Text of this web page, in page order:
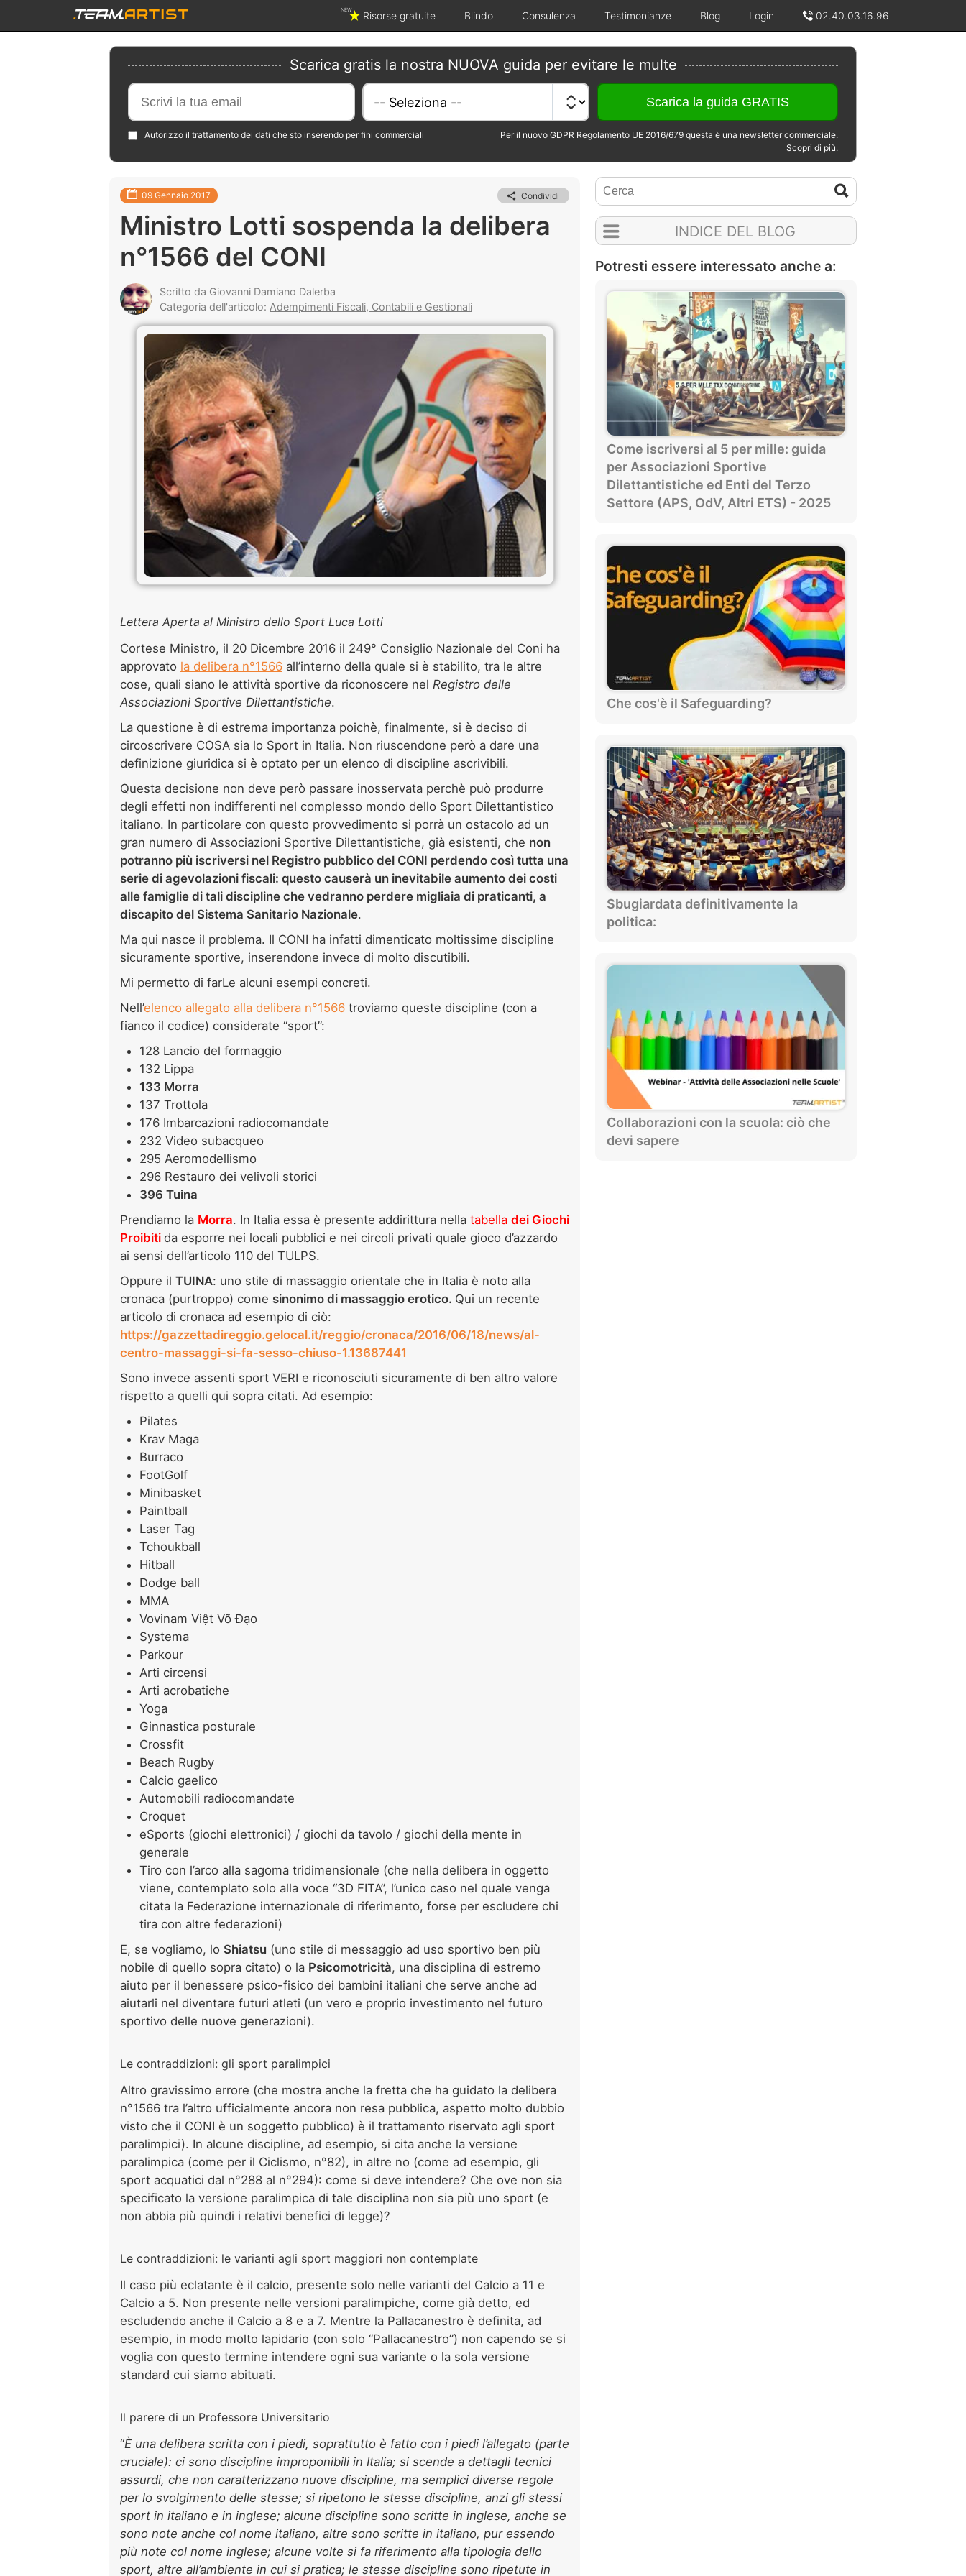
NEW Risorse gratuite Blindo Consulenza Testimonianze Blog Login 02.40.03.16.96
Scarica gratis la nostra NUOVA guida per evitare le multe
Autorizzo il trattamento dei dati che sto inserendo per fini commerciali
Per il nuovo GDPR Regolamento UE 2016/679 questa è una newsletter commerciale.
Scopri di più.
09 Gennaio 2017 Condividi
Ministro Lotti sospenda la delibera
n°1566 del CONI
Scritto da Giovanni Damiano Dalerba
Categoria dell'articolo: Adempimenti Fiscali, Contabili e Gestionali
Lettera Aperta al Ministro dello Sport Luca Lotti
Cortese Ministro, il 20 Dicembre 2016 il 249° Consiglio Nazionale del Coni ha
approvato la delibera n°1566 all’interno della quale si è stabilito, tra le altre
cose, quali siano le attività sportive da riconoscere nel Registro delle
Associazioni Sportive Dilettantistiche.
La questione è di estrema importanza poichè, finalmente, si è deciso di
circoscrivere COSA sia lo Sport in Italia. Non riuscendone però a dare una
definizione giuridica si è optato per un elenco di discipline ascrivibili.
Questa decisione non deve però passare inosservata perchè può produrre
degli effetti non indifferenti nel complesso mondo dello Sport Dilettantistico
italiano. In particolare con questo provvedimento si porrà un ostacolo ad un
gran numero di Associazioni Sportive Dilettantistiche, già esistenti, che non
potranno più iscriversi nel Registro pubblico del CONI perdendo così tutta una
serie di agevolazioni fiscali: questo causerà un inevitabile aumento dei costi
alle famiglie di tali discipline che vedranno perdere migliaia di praticanti, a
discapito del Sistema Sanitario Nazionale.
Ma qui nasce il problema. Il CONI ha infatti dimenticato moltissime discipline
sicuramente sportive, inserendone invece di molto discutibili.
Mi permetto di farLe alcuni esempi concreti.
Nell’elenco allegato alla delibera n°1566 troviamo queste discipline (con a
fianco il codice) considerate “sport”:
128 Lancio del formaggio
132 Lippa
133 Morra
137 Trottola
176 Imbarcazioni radiocomandate
232 Video subacqueo
295 Aeromodellismo
296 Restauro dei velivoli storici
396 Tuina
Prendiamo la Morra. In Italia essa è presente addirittura nella tabella dei Giochi
Proibiti da esporre nei locali pubblici e nei circoli privati quale gioco d’azzardo
ai sensi dell’articolo 110 del TULPS.
Oppure il TUINA: uno stile di massaggio orientale che in Italia è noto alla
cronaca (purtroppo) come sinonimo di massaggio erotico. Qui un recente
articolo di cronaca ad esempio di ciò:
https://gazzettadireggio.gelocal.it/reggio/cronaca/2016/06/18/news/al-
centro-massaggi-si-fa-sesso-chiuso-1.13687441
Sono invece assenti sport VERI e riconosciuti sicuramente di ben altro valore
rispetto a quelli qui sopra citati. Ad esempio:
Pilates
Krav Maga
Burraco
FootGolf
Minibasket
Paintball
Laser Tag
Tchoukball
Hitball
Dodge ball
MMA
Vovinam Việt Võ Ðạo
Systema
Parkour
Arti circensi
Arti acrobatiche
Yoga
Ginnastica posturale
Crossfit
Beach Rugby
Calcio gaelico
Automobili radiocomandate
Croquet
eSports (giochi elettronici) / giochi da tavolo / giochi della mente in
generale
Tiro con l’arco alla sagoma tridimensionale (che nella delibera in oggetto
viene, contemplato solo alla voce “3D FITA”, l’unico caso nel quale venga
citata la Federazione internazionale di riferimento, forse per escludere chi
tira con altre federazioni)
E, se vogliamo, lo Shiatsu (uno stile di messaggio ad uso sportivo ben più
nobile di quello sopra citato) o la Psicomotricità, una disciplina di estremo
aiuto per il benessere psico-fisico dei bambini italiani che serve anche ad
aiutarli nel diventare futuri atleti (un vero e proprio investimento nel futuro
sportivo delle nuove generazioni).
Le contraddizioni: gli sport paralimpici
Altro gravissimo errore (che mostra anche la fretta che ha guidato la delibera
n°1566 tra l’altro ufficialmente ancora non resa pubblica, aspetto molto dubbio
visto che il CONI è un soggetto pubblico) è il trattamento riservato agli sport
paralimpici). In alcune discipline, ad esempio, si cita anche la versione
paralimpica (come per il Ciclismo, n°82), in altre no (come ad esempio, gli
sport acquatici dal n°288 al n°294): come si deve intendere? Che ove non sia
specificato la versione paralimpica di tale disciplina non sia più uno sport (e
non abbia più quindi i relativi benefici di legge)?
Le contraddizioni: le varianti agli sport maggiori non contemplate
Il caso più eclatante è il calcio, presente solo nelle varianti del Calcio a 11 e
Calcio a 5. Non presente nelle versioni paralimpiche, come già detto, ed
escludendo anche il Calcio a 8 e a 7. Mentre la Pallacanestro è definita, ad
esempio, in modo molto lapidario (con solo “Pallacanestro”) non capendo se si
voglia con questo termine intendere ogni sua variante o la sola versione
standard cui siamo abituati.
Il parere di un Professore Universitario
“È una delibera scritta con i piedi, soprattutto è fatto con i piedi l’allegato (parte
cruciale): ci sono discipline improponibili in Italia; si scende a dettagli tecnici
assurdi, che non caratterizzano nuove discipline, ma semplici diverse regole
per lo svolgimento delle stesse; si ripetono le stesse discipline, anzi gli stessi
sport in italiano e in inglese; alcune discipline sono scritte in inglese, anche se
sono note anche col nome italiano, altre sono scritte in italiano, pur essendo
più note col nome inglese; alcune volte si fa riferimento alla tipologia dello
sport, altre all’ambiente in cui si pratica; le stesse discipline sono ripetute in
INDICE DEL BLOG
Potresti essere interessato anche a:
Come iscriversi al 5 per mille: guida
per Associazioni Sportive
Dilettantistiche ed Enti del Terzo
Settore (APS, OdV, Altri ETS) - 2025
Che cos'è il Safeguarding?
Sbugiardata definitivamente la
politica:
Collaborazioni con la scuola: ciò che
devi sapere